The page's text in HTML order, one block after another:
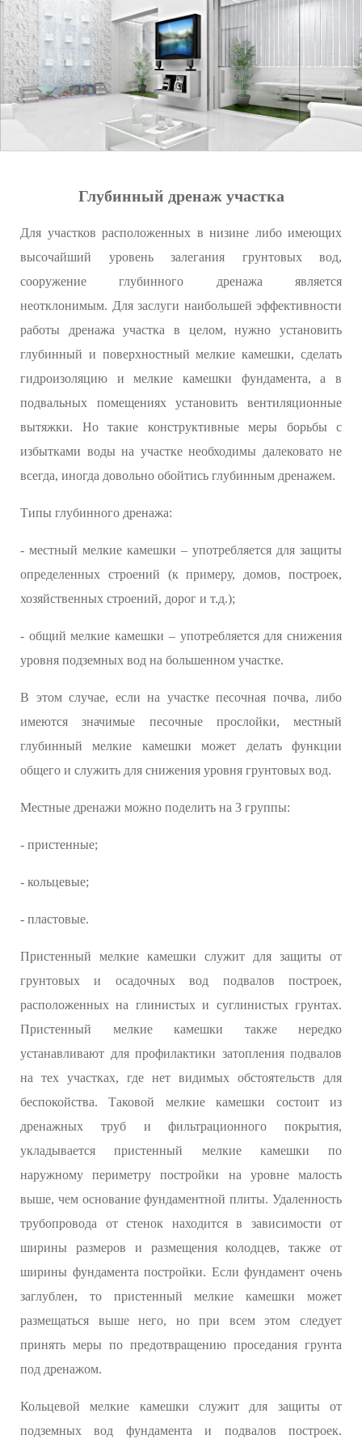
Глубинный дренаж участка
Для участков расположенных в низине либо имеющих
высочайший уровень залегания грунтовых вод,
сооружение глубинного дренажа является
неотклонимым. Для заслуги наибольшей эффективности
работы дренажа участка в целом, нужно установить
глубинный и поверхностный мелкие камешки, сделать
гидроизоляцию и мелкие камешки фундамента, а в
подвальных помещениях установить вентиляционные
вытяжки. Но такие конструктивные меры борьбы с
избытками воды на участке необходимы далековато не
всегда, иногда довольно обойтись глубинным дренажем.
Типы глубинного дренажа:
- местный мелкие камешки – употребляется для защиты
определенных строений (к примеру, домов, построек,
хозяйственных строений, дорог и т.д.);
- общий мелкие камешки – употребляется для снижения
уровня подземных вод на большенном участке.
В этом случае, если на участке песочная почва, либо
имеются значимые песочные прослойки, местный
глубинный мелкие камешки может делать функции
общего и служить для снижения уровня грунтовых вод.
Местные дренажи можно поделить на 3 группы:
- пристенные;
- кольцевые;
- пластовые.
Пристенный мелкие камешки служит для защиты от
грунтовых и осадочных вод подвалов построек,
расположенных на глинистых и суглинистых грунтах.
Пристенный мелкие камешки также нередко
устанавливают для профилактики затопления подвалов
на тех участках, где нет видимых обстоятельств для
беспокойства. Таковой мелкие камешки состоит из
дренажных труб и фильтрационного покрытия,
укладывается пристенный мелкие камешки по
наружному периметру постройки на уровне малость
выше, чем основание фундаментной плиты. Удаленность
трубопровода от стенок находится в зависимости от
ширины размеров и размещения колодцев, также от
ширины фундамента постройки. Если фундамент очень
заглублен, то пристенный мелкие камешки может
размещаться выше него, но при всем этом следует
принять меры по предотвращению проседания грунта
под дренажом.
Кольцевой мелкие камешки служит для защиты от
подземных вод фундамента и подвалов построек.